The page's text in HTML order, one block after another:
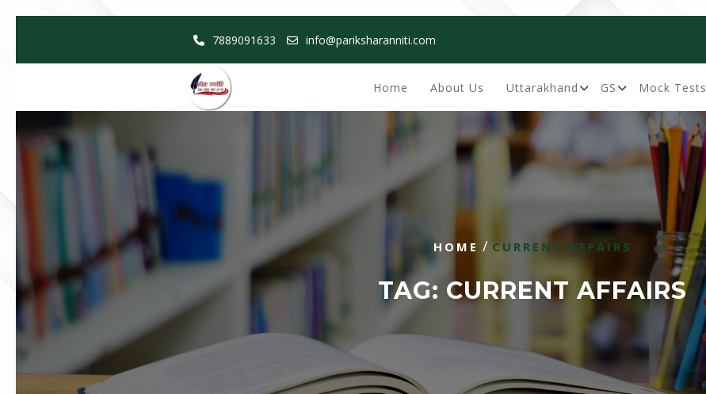
7889091633 info@pariksharanniti.com
Home About Us Uttarakhand GS Mock Tests
HOME / CURRENT AFFAIRS
TAG: CURRENT AFFAIRS